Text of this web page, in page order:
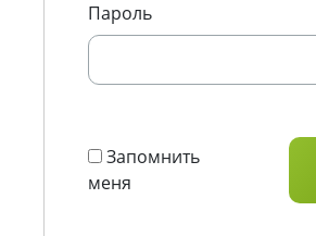
Пароль
Запомнить
меня